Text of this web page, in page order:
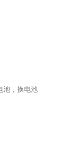
池，换电池